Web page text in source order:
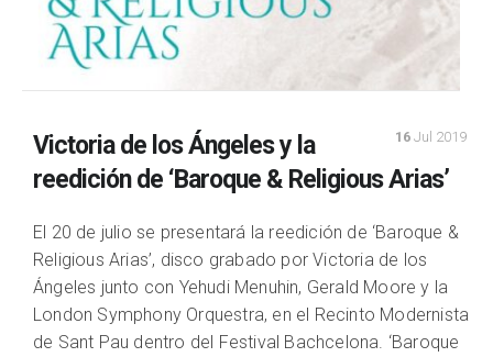
16 Jul 2019
Victoria de los Ángeles y la
reedición de ‘Baroque & Religious Arias’
El 20 de julio se presentará la reedición de ‘Baroque &
Religious Arias’, disco grabado por Victoria de los
Ángeles junto con Yehudi Menuhin, Gerald Moore y la
London Symphony Orquestra, en el Recinto Modernista
de Sant Pau dentro del Festival Bachcelona. ‘Baroque